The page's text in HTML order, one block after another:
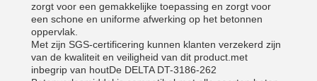
zorgt voor een gemakkelijke toepassing en zorgt voor
een schone en uniforme afwerking op het betonnen
oppervlak.
Met zijn SGS-certificering kunnen klanten verzekerd zijn
van de kwaliteit en veiligheid van dit product.met
inbegrip van houtDe DELTA DT-3186-262